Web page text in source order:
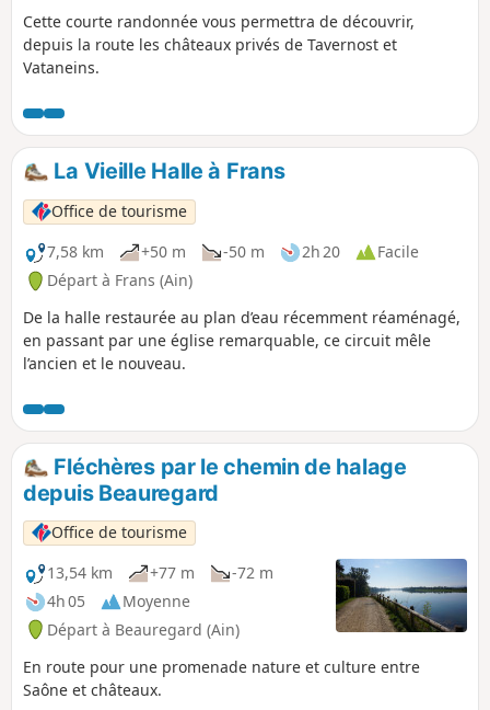
Cette courte randonnée vous permettra de découvrir,
depuis la route les châteaux privés de Tavernost et
Vataneins.
La Vieille Halle à Frans
Office de tourisme
7,58 km
+50 m -50 m 2h 20
Facile
Départ à Frans (Ain)
De la halle restaurée au plan d’eau récemment réaménagé,
en passant par une église remarquable, ce circuit mêle
l’ancien et le nouveau.
Fléchères par le chemin de halage
depuis Beauregard
Office de tourisme
13,54 km
+77 m
-72 m
4h 05
Moyenne
Départ à Beauregard (Ain)
En route pour une promenade nature et culture entre
Saône et châteaux.